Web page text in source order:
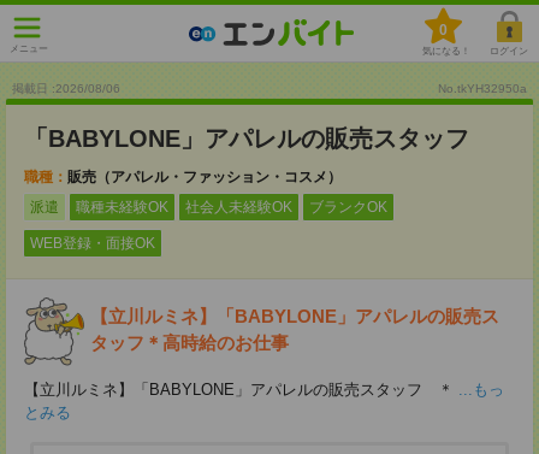
メニュー
0
気になる！ ログイン
掲載日 :2026/08/06 No.tkYH32950a
「BABYLONE」アパレルの販売スタッフ
職種： 販売（アパレル・ファッション・コスメ）
派遣
職種未経験OK 社会人未経験OK ブランクOK
WEB登録・面接OK
【立川ルミネ】「BABYLONE」アパレルの販売ス
タッフ＊高時給のお仕事
【立川ルミネ】「BABYLONE」アパレルの販売スタッフ ＊ ...もっ
とみる